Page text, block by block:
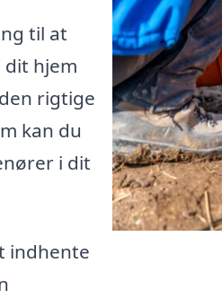
til at
hjem
rigtige
kan du
i dit
indhente